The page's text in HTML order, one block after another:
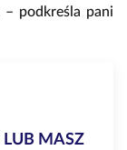
podkreśla pani
MASZ